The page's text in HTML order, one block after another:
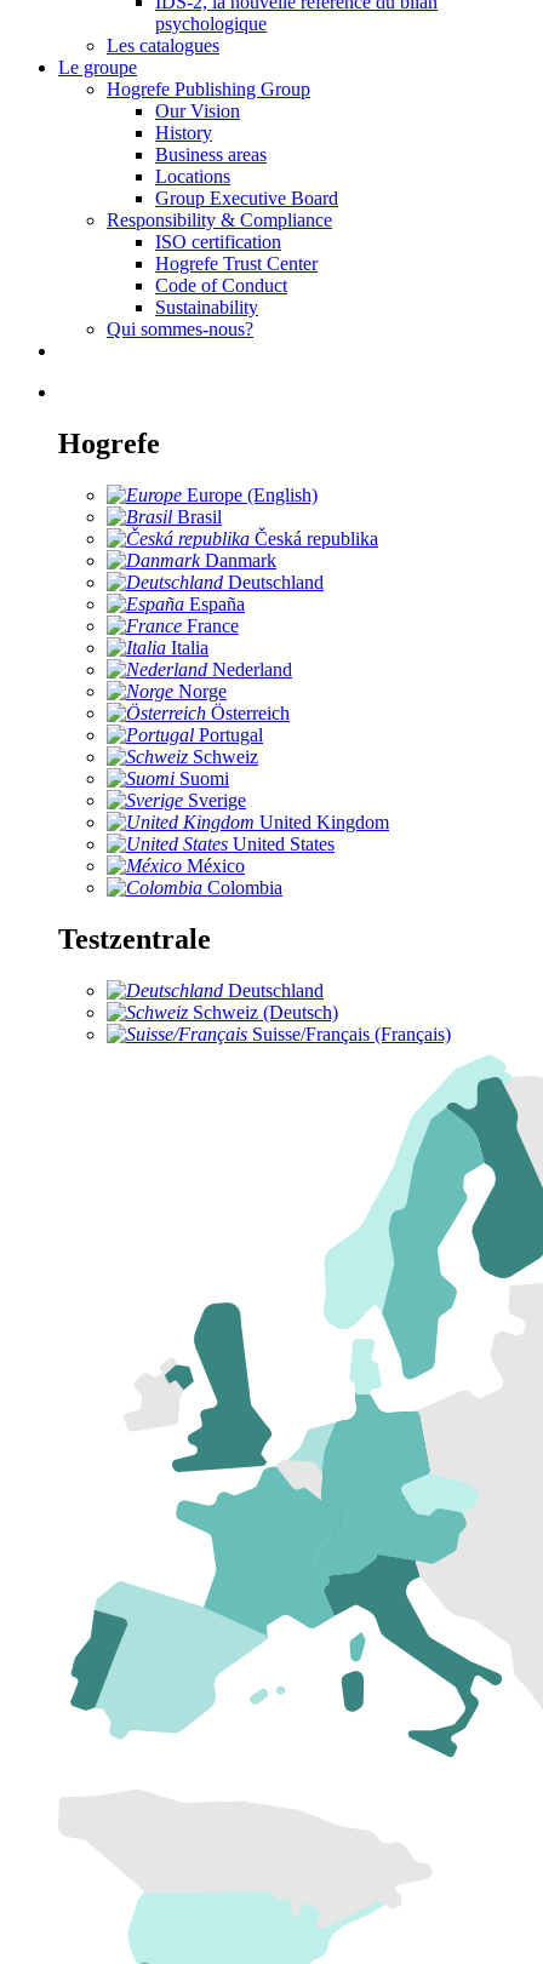
psychologique
Les catalogues
Le groupe
Hogrefe Publishing Group
Our Vision
History
Business areas
Locations
Group Executive Board
Responsibility & Compliance
ISO certification
Hogrefe Trust Center
Code of Conduct
Sustainability
Qui sommes-nous?
Hogrefe
Europe (English)
Brasil
Česká republika
Danmark
Deutschland
España
France
Italia
Nederland
Norge
Österreich
Portugal
Schweiz
Suomi
Sverige
United Kingdom
United States
México
Colombia
Testzentrale
Deutschland
Schweiz (Deutsch)
Suisse/Français (Français)